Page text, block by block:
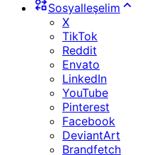
Sosyalleşelim
X
TikTok
Reddit
Envato
LinkedIn
YouTube
Pinterest
Facebook
DeviantArt
Brandfetch